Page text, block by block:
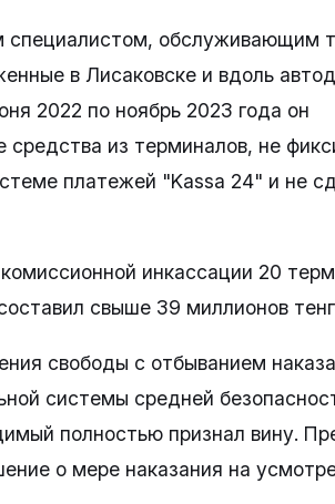
специалистом, обслуживающим
в Лисаковске и вдоль
2022 по ноябрь 2023 года он
из терминалов, не
платежей "Kassa 24" и не
инкассации 20
свыше 39 миллионов
свободы с отбыванием
системы средней
полностью признал вину.
о мере наказания на